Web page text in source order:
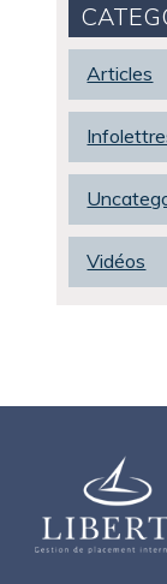
Articles
Vidéos